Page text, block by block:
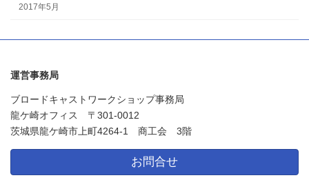
2017年5月
運営事務局
ブロードキャストワークショップ事務局
龍ケ崎オフィス 〒301-0012
茨城県龍ケ崎市上町4264-1 商工会 3階
お問合せ